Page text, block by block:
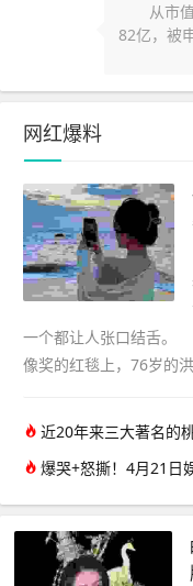
从市值
82亿，被
网红爆料
一个都让人张口结舌
像奖的红毯上，76岁的